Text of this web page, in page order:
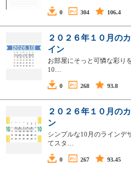
0 304 106.4
２０２６年１０月の
イン
お部屋にそっと可憐な彩り
10…
0 268 93.8
２０２６年１０月の
ン
シンプルな10月のラインデ
てスタ…
0 267 93.45